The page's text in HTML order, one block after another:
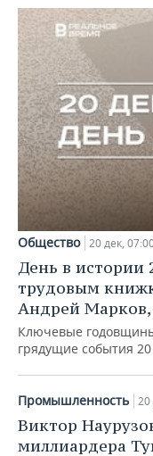
Общество 20 дек,
День в истории
трудовым
Андрей
Ключевые
грядущие события
Промышленность 20
Виктор
миллиардера